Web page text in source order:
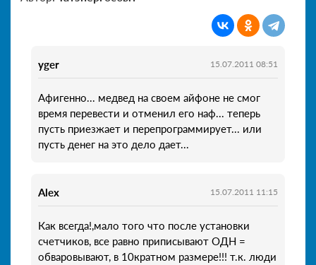
yger 15.07.2011 08:51
Афигенно... медвед на своем айфоне не смог
время перевести и отменил его наф... теперь
пусть приезжает и перепрограммирует... или
пусть денег на это дело дает...
Alex 15.07.2011 11:15
Как всегда!,мало того что после установки
счетчиков, все равно приписывают ОДН =
обваровывают, в 10кратном размере!!! т.к. люди